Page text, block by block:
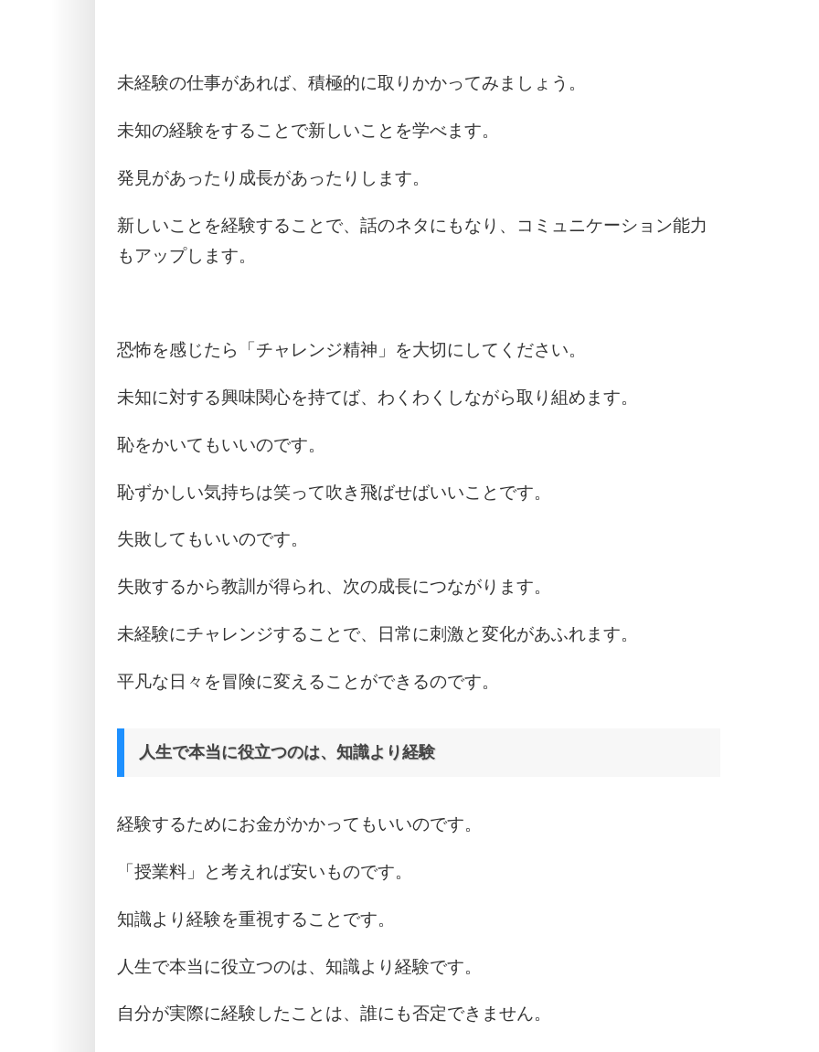
未経験の仕事があれば、積極的に取りかかってみましょう。
未知の経験をすることで新しいことを学べます。
発見があったり成長があったりします。
新しいことを経験することで、話のネタにもなり、コミュニケーション能力
もアップします。
恐怖を感じたら「チャレンジ精神」を大切にしてください。
未知に対する興味関心を持てば、わくわくしながら取り組めます。
恥をかいてもいいのです。
恥ずかしい気持ちは笑って吹き飛ばせばいいことです。
失敗してもいいのです。
失敗するから教訓が得られ、次の成長につながります。
未経験にチャレンジすることで、日常に刺激と変化があふれます。
平凡な日々を冒険に変えることができるのです。
人生で本当に役立つのは、知識より経験
経験するためにお金がかかってもいいのです。
「授業料」と考えれば安いものです。
知識より経験を重視することです。
人生で本当に役立つのは、知識より経験です。
自分が実際に経験したことは、誰にも否定できません。